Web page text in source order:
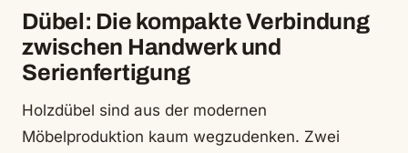
Dübel: Die kompakte Verbindung
zwischen Handwerk und
Serienfertigung
Holzdübel sind aus der modernen
Möbelproduktion kaum wegzudenken. Zwei